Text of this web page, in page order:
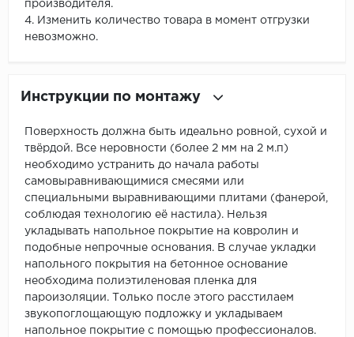
производителя.
4. Изменить количество товара в момент отгрузки
невозможно.
Инструкции по монтажу
Поверхность должна быть идеально ровной, сухой и
твёрдой. Все неровности (более 2 мм на 2 м.п)
необходимо устранить до начала работы
самовыравнивающимися смесями или
специальными выравнивающими плитами (фанерой,
соблюдая технологию её настила). Нельзя
укладывать напольное покрытие на ковролин и
подобные непрочные основания. В случае укладки
напольного покрытия на бетонное основание
необходима полиэтиленовая пленка для
пароизоляции. Только после этого расстилаем
звукопоглощающую подложку и укладываем
напольное покрытие с помощью профессионалов.